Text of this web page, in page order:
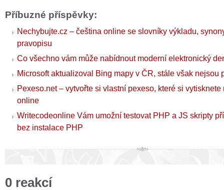
Příbuzné příspěvky:
Nechybujte.cz – čeština online se slovníky výkladu,
pravopisu
Co všechno vám může nabídnout moderní elektronický
Microsoft aktualizoval Bing mapy v ČR, stále však nejsou
Pexeso.net – vytvořte si vlastní pexeso, které si
online
Writecodeonline Vám umožní testovat PHP a JS skripty
bez instalace PHP
0 reakcí